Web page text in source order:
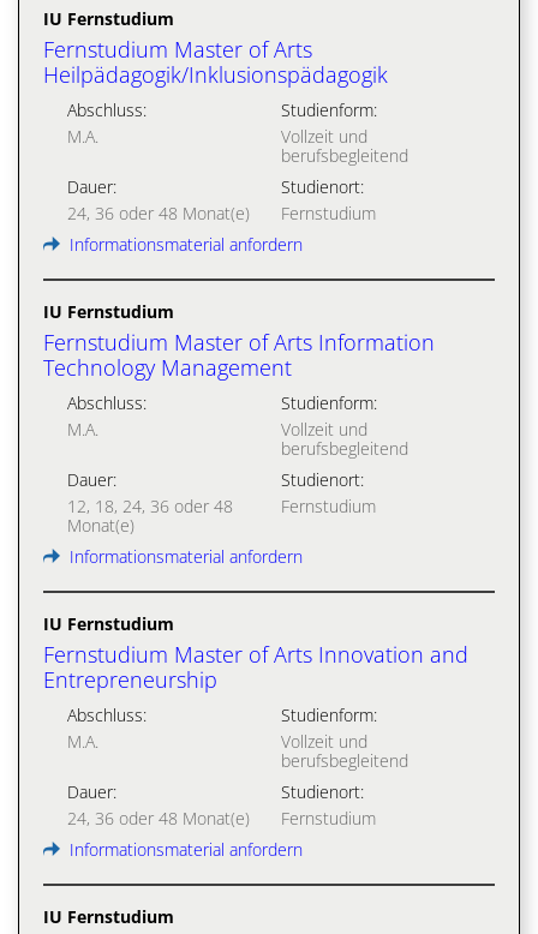
IU Fernstudium
Fernstudium Master of Arts
Heilpädagogik/Inklusionspädagogik
Abschluss:
M.A.
Studienform:
Vollzeit und
berufsbegleitend
Dauer:
24, 36 oder 48 Monat(e)
Studienort:
Fernstudium
Informationsmaterial anfordern
IU Fernstudium
Fernstudium Master of Arts Information
Technology Management
Abschluss:
M.A.
Studienform:
Vollzeit und
berufsbegleitend
Dauer:
12, 18, 24, 36 oder 48
Monat(e)
Studienort:
Fernstudium
Informationsmaterial anfordern
IU Fernstudium
Fernstudium Master of Arts Innovation and
Entrepreneurship
Abschluss:
M.A.
Studienform:
Vollzeit und
berufsbegleitend
Dauer:
24, 36 oder 48 Monat(e)
Studienort:
Fernstudium
Informationsmaterial anfordern
IU Fernstudium